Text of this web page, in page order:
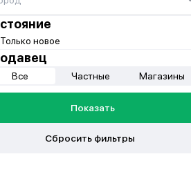
Только новое
Все Частные Магазины
Показать
Сбросить фильтры